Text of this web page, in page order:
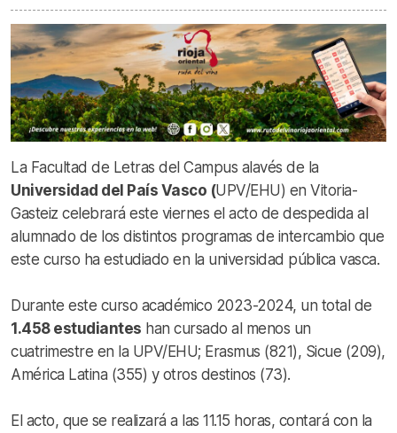
La Facultad de Letras del Campus alavés de la
Universidad del País Vasco (UPV/EHU) en Vitoria-
Gasteiz celebrará este viernes el acto de despedida al
alumnado de los distintos programas de intercambio que
este curso ha estudiado en la universidad pública vasca.
Durante este curso académico 2023-2024, un total de
1.458 estudiantes han cursado al menos un
cuatrimestre en la UPV/EHU; Erasmus (821), Sicue (209),
América Latina (355) y otros destinos (73).
El acto, que se realizará a las 11.15 horas, contará con la